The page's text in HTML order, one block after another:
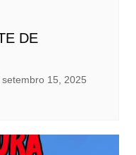
DE
setembro 15, 2025